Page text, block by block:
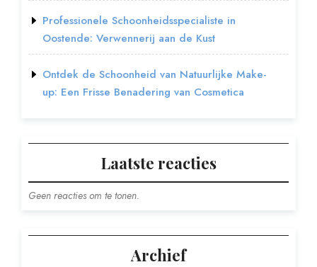
Professionele Schoonheidsspecialiste in
Oostende: Verwennerij aan de Kust
Ontdek de Schoonheid van Natuurlijke Make-
up: Een Frisse Benadering van Cosmetica
Laatste reacties
Geen reacties om te tonen.
Archief